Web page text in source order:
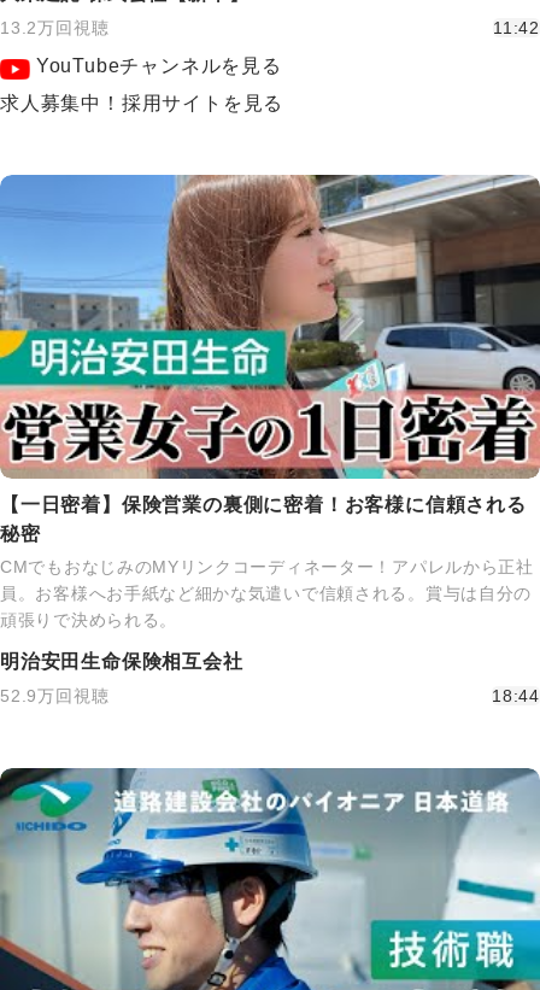
13.2万回視聴 11:42
YouTubeチャンネルを見る
求人募集中！採用サイトを見る
【一日密着】保険営業の裏側に密着！お客様に信頼される
秘密
CMでもおなじみのMYリンクコーディネーター！アパレルから正社
員。お客様へお手紙など細かな気遣いで信頼される。賞与は自分の
頑張りで決められる。
明治安田生命保険相互会社
52.9万回視聴 18:44